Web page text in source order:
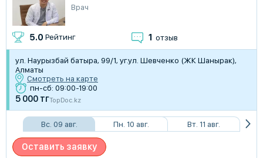
Врач
5.0 Рейтинг 1 отзыв
ул. Наурызбай батыра, 99/1, уг.​ул. Шевченко (ЖК Шанырак),
Алматы
Смотреть на карте
пн-сб: 09:00-19:00
5 000 тгTopDoc.kz
Вс. 09 авг. Пн. 10 авг. Вт. 11 авг.
Оставить заявку